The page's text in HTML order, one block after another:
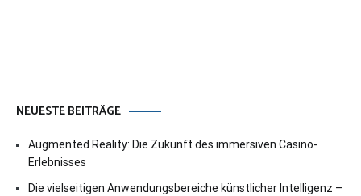
NEUESTE BEITRÄGE
Augmented Reality: Die Zukunft des immersiven Casino-
Erlebnisses
Die vielseitigen Anwendungsbereiche künstlicher Intelligenz –